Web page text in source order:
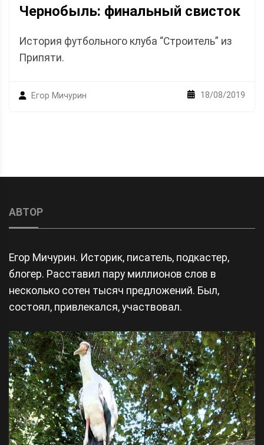
Чернобыль: финальный свисток
История футбольного клуба “Строитель” из
Припяти.
Егор Мичурин 18/08/2019
АВТОР
Егор Мичурин. Историк, писатель, подкастер,
блогер. Расставил пару миллионов слов в
несколько сотен тысяч предложений. Был,
состоял, привлекался, участвовал.